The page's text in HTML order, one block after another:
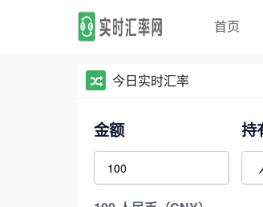
首页
今日实时汇率
金额 持